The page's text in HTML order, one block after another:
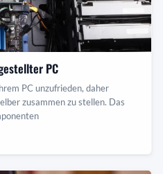
PC
PC unzufrieden, daher
zusammen zu stellen. Das